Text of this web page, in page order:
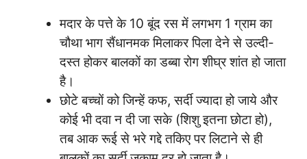
मदार के पत्ते के 10 बूंद रस में लगभग 1 ग्राम का
चौथा भाग सैंधानमक मिलाकर पिला देने से उल्दी-
दस्त होकर बालकों का डब्बा रोग शीघ्र शांत हो जाता
है।
छोटे बच्चों को जिन्हें कफ, सर्दी ज्यादा हो जाये और
कोई भी दवा न दी जा सके (शिशु इतना छोटा हो),
तब आक रूई से भरे गद्दे तकिए पर लिटाने से ही